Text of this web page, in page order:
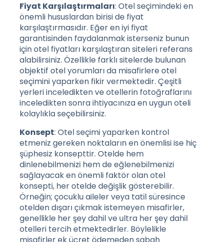
Fiyat Karşılaştırmaları: Otel seçimindeki en
önemli hususlardan birisi de fiyat
karşılaştırmasıdır. Eğer en iyi fiyat
garantisinden faydalanmak isterseniz bunun
için otel fiyatları karşılaştıran siteleri referans
alabilirsiniz. Özellikle farklı sitelerde bulunan
objektif otel yorumları da misafirlere otel
seçimini yaparken fikir vermektedir. Çeşitli
yerleri inceledikten ve otellerin fotoğraflarını
inceledikten sonra ihtiyacınıza en uygun oteli
kolaylıkla seçebilirsiniz.
Konsept: Otel seçimi yaparken kontrol
etmeniz gereken noktaların en önemlisi ise hiç
şüphesiz konsepttir. Otelde hem
dinlenebilmenizi hem de eğlenebilmenizi
sağlayacak en önemli faktör olan otel
konsepti, her otelde değişlik gösterebilir.
Örneğin; çocuklu aileler veya tatil süresince
otelden dışarı çıkmak istemeyen misafirler,
genellikle her şey dahil ve ultra her şey dahil
otelleri tercih etmektedirler. Böylelikle